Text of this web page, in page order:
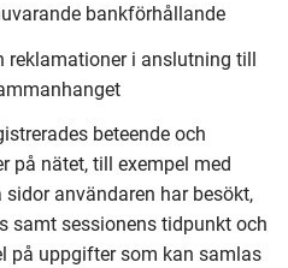
bankförhållande
reklamationer i anslutning till
beteende och
på nätet, till exempel med
användaren har besökt,
samt sessionens tidpunkt och
på uppgifter som kan samlas